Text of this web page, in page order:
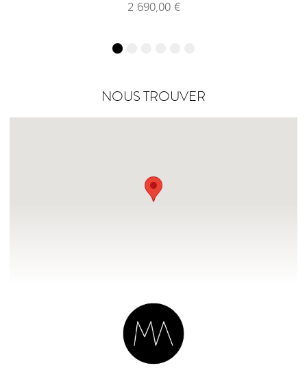
2 690,00 €
NOUS TROUVER